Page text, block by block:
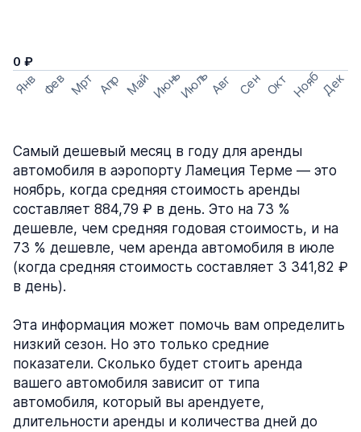
0 ₽
Янв Фев Мрт Апр МайИюньИюльАвг Сен Окт НоябДек
Самый дешевый месяц в году для аренды
автомобиля в аэропорту Ламеция Терме — это
ноябрь, когда средняя стоимость аренды
составляет 884,79 ₽ в день. Это на 73 %
дешевле, чем средняя годовая стоимость, и на
73 % дешевле, чем аренда автомобиля в июле
(когда средняя стоимость составляет 3 341,82 ₽
в день).
Эта информация может помочь вам определить
низкий сезон. Но это только средние
показатели. Сколько будет стоить аренда
вашего автомобиля зависит от типа
автомобиля, который вы арендуете,
длительности аренды и количества дней до